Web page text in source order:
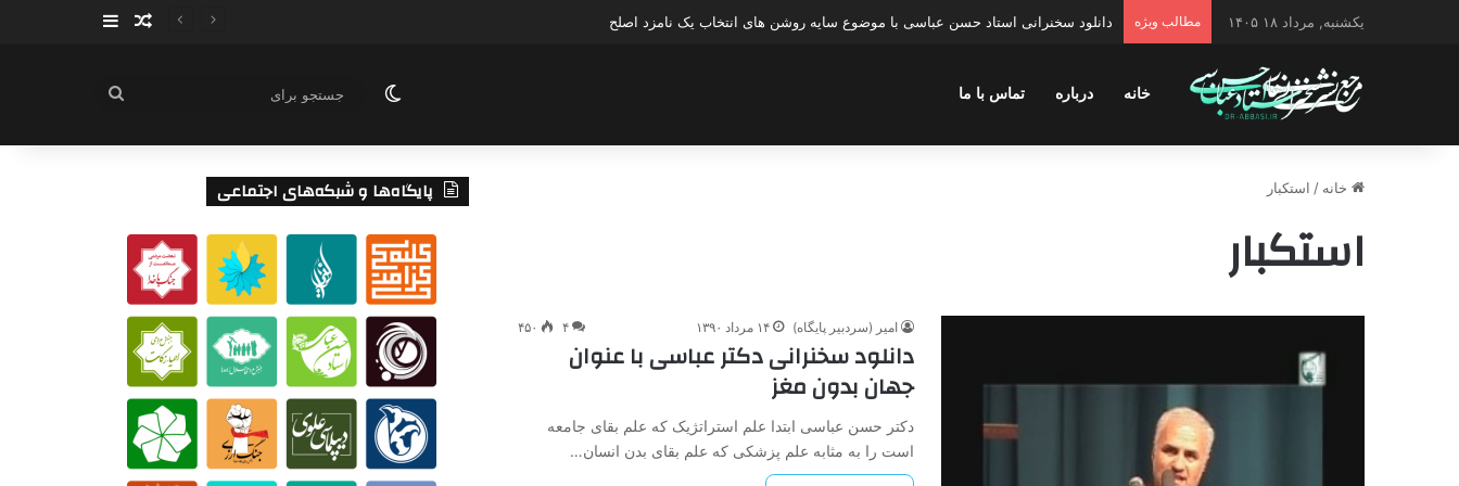
یکشنبه, مرداد ۱۸ ۱۴۰۵ مطالب ویژه دانلود سخنرانی استاد حسن عباسی با موضوع سایه روشن های انتخاب یک نامزد اصلح نوشته تصادفی
سایدبار
خانه درباره تماس با ما تغییر پوسته
جستجو
خانه / استکبار
استکبار
امیر (سردبیر پایگاه) ۱۴ مرداد ۱۳۹۰ ۴ ۴۵۰
دانلود سخنرانی دکتر عباسی با عنوان
جهان بدون مغز
دکتر حسن عباسی ابتدا علم استراتژیک که علم بقای جامعه
است را به مثابه علم پزشکی که علم بقای بدن انسان…
پایگاه‌ها و شبکه‌های اجتماعی